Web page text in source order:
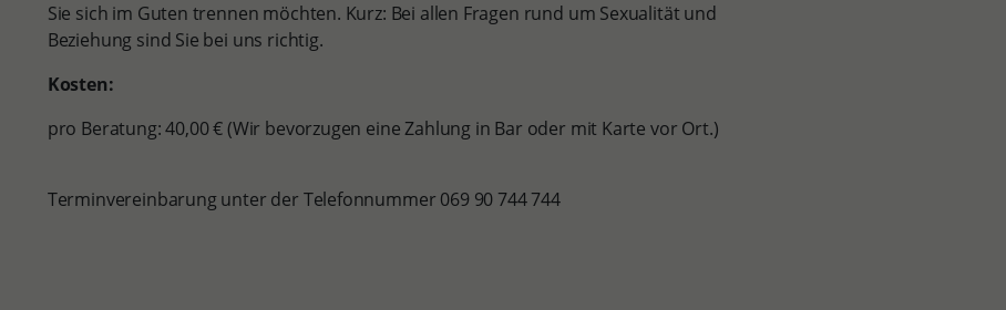
Sie sich im Guten trennen möchten. Kurz: Bei allen Fragen rund um Sexualität und
Beziehung sind Sie bei uns richtig.
Kosten:
pro Beratung: 40,00 € (Wir bevorzugen eine Zahlung in Bar oder mit Karte vor Ort.)
Terminvereinbarung unter der Telefonnummer 069 90 744 744